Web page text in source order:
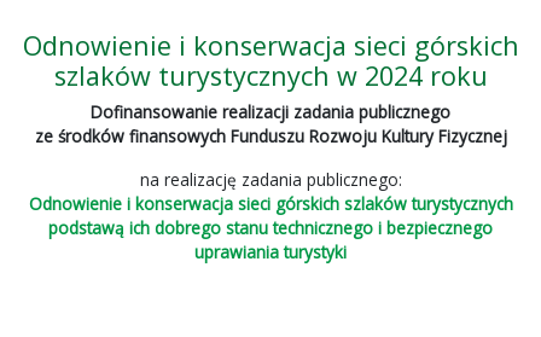
Odnowienie i konserwacja sieci górskich
szlaków turystycznych w 2024 roku
Dofinansowanie realizacji zadania publicznego
ze środków finansowych Funduszu Rozwoju Kultury Fizycznej
na realizację zadania publicznego:
Odnowienie i konserwacja sieci górskich szlaków turystycznych
podstawą ich dobrego stanu technicznego i bezpiecznego
uprawiania turystyki